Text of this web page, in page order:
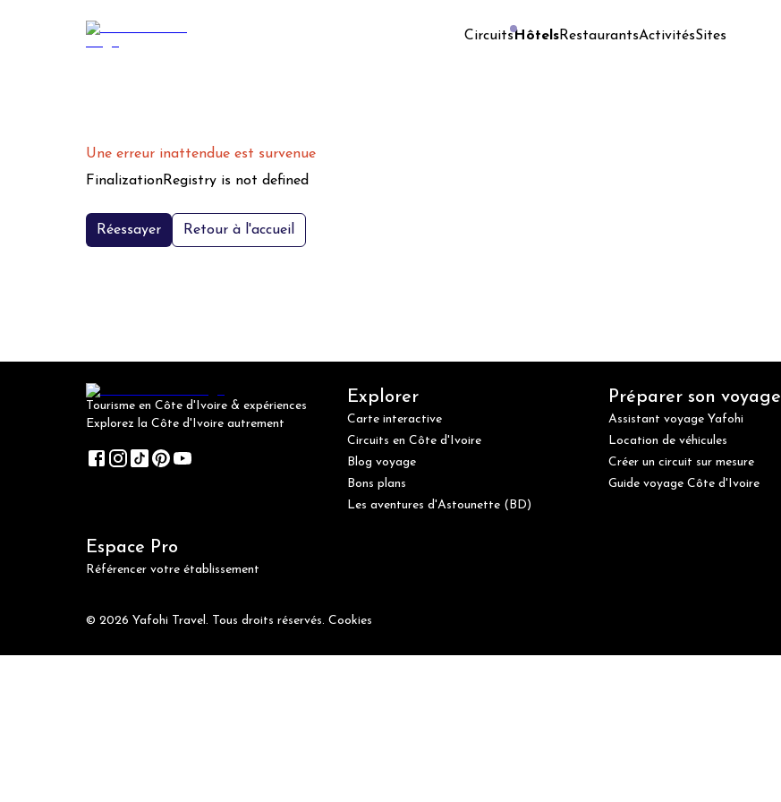
CircuitsHôtelsRestaurantsActivitésSites
Une erreur inattendue est survenue
FinalizationRegistry is not defined
Réessayer Retour à l'accueil
Tourisme en Côte d'Ivoire & expériences
Explorez la Côte d'Ivoire autrement
Explorer
Carte interactive
Circuits en Côte d'Ivoire
Blog voyage
Bons plans
Les aventures d'Astounette (BD)
Préparer son voyage
Assistant voyage Yafohi
Location de véhicules
Créer un circuit sur mesure
Guide voyage Côte d'Ivoire
Espace Pro
Référencer votre établissement
© 2026 Yafohi Travel. Tous droits réservés. Cookies